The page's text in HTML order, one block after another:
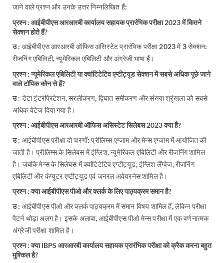
जाने वाले प्रश्न और उनके उत्तर निम्नलिखित हैं:
प्रश्न : आईबीपीएस आरआरबी कार्यालय सहायक प्रारंभिक परीक्षा 2023 में कितने
सेक्शन होते हैं?
उ : आईबीपीएस आरआरबी ऑफिस असिस्टेंट प्रारंभिक परीक्षा 2023 में 3 सेक्शन:
रीजनिंग एबिलिटी, न्यूमेरिकल एबिलिटी और अंग्रेजी भाषा हैं।
प्रश्न : न्यूमेरिकल एबिलिटी या क्वांटिटेटिव एप्टीट्यूड सेक्शन में सबसे अधिक पूछे जाने
वाले टॉपिक कौन से हैं?
उ : डेटा इंटरप्रिटेशन, सरलीकरण, द्विघात समीकरण और संख्या श्रृंखला को सबसे
अधिक वेटेज दिया गया है।
प्रश्न : आईबीपीएस आरआरबी ऑफिस असिस्टेट सिलेबस 2023 क्या है?
उ : आईबीपीएस परीक्षा दो चरणों: प्रीलिम्स एग्जाम और मेन्स एग्जाम में आयोजित की
जाती है। प्रीलिम्स के सिलेबस में इंग्लिश, न्यूमेरिकल एबिलिटी और रीजनिंग शामिल
है। जबकि मेन्स के सिलेबस में क्वांटिटेटिव एप्टीट्यूड, इंग्लिश लैंग्वेज, रीजनिंग
एबिलिटी और कंप्यूटर एप्टीट्यूड एवं जनरल अवेयरनेस शामिल है।
प्रश्न : क्या आईबीपीएस पीओ और क्लर्क के लिए पाठ्यक्रम समान है?
उ : आईबीपीएस पीओ और क्लर्क पाठ्यक्रम में समान विषय शामिल हैं, लेकिन परीक्षा
पैटर्न थोड़ा अलग है। इसके अलावा, आईबीपीएस पीओ मेन्स परीक्षा में एक वर्णनात्मक
अंग्रेजी परीक्षा शामिल है।
प्रश्न : क्या IBPS आरआरबी कार्यालय सहायक प्रारंभिक परीक्षा को क्रैक करना बहुत
मुश्किल है?